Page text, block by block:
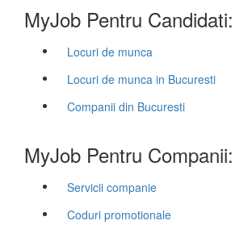
MyJob Pentru Candidati:
Locuri de munca
Locuri de munca in Bucuresti
Companii din Bucuresti
MyJob Pentru Companii:
Servicii companie
Coduri promotionale